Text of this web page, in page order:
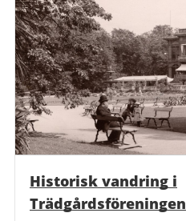
Historisk vandring i
Trädgårdsföreningen